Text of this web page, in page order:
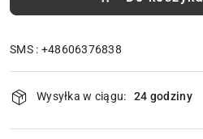
SMS : +48606376838
i
dostawa
Wysyłka w ciągu: 24 godziny